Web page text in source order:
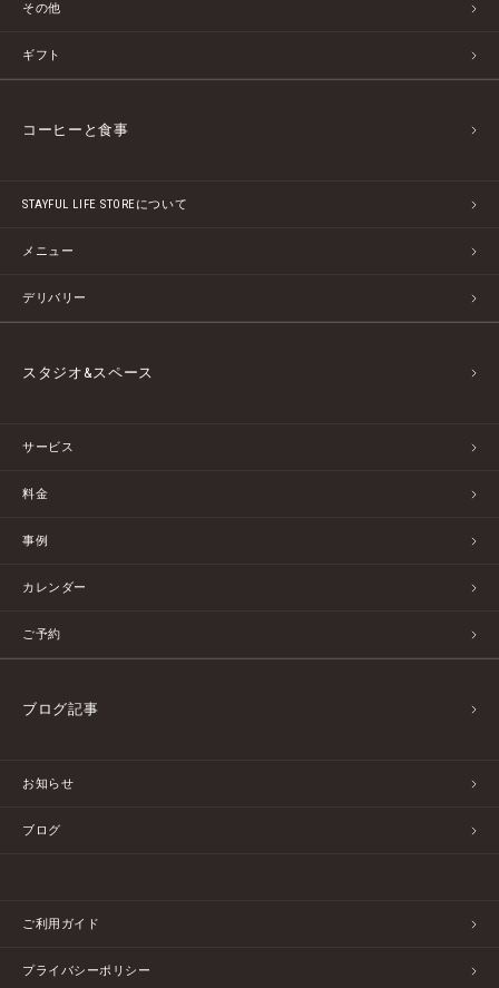
その他
ギフト
コーヒーと食事
STAYFUL LIFE STOREについて
メニュー
デリバリー
スタジオ&スペース
サービス
料金
事例
カレンダー
ご予約
ブログ記事
お知らせ
ブログ
ご利用ガイド
プライバシーポリシー